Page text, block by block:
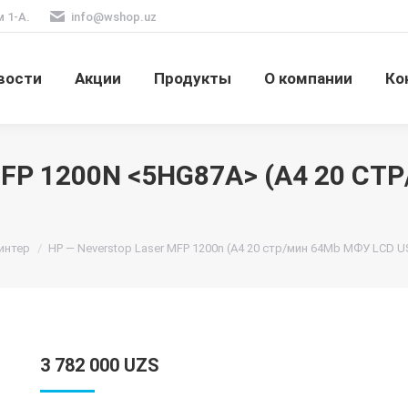
1-А. info@wshop.uz
Акции Продукты О компании
1200N <5HG87A> (A4 20
HP — Neverstop Laser MFP 1200n (A4 20 стр/мин 64Mb МФУ LCD
3 782 000 UZS